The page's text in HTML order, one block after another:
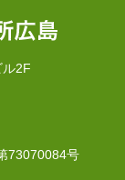
2F
73070084号